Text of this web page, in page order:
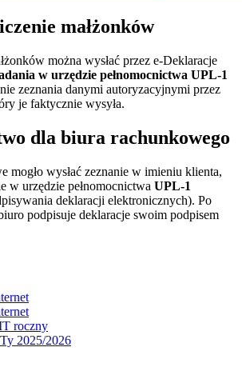
małżonków
można wysłać przez e-Deklaracje
w urzędzie pełnomocnictwa UPL-1
zeznania danymi autoryzacyjnymi przez
je faktycznie wysyła.
dla biura rachunkowego
mogło wysłać zeznanie w imieniu klienta,
w urzędzie pełnomocnictwa UPL-1
deklaracji elektronicznych). Po
podpisuje deklaracje swoim podpisem
roczny
2025/2026